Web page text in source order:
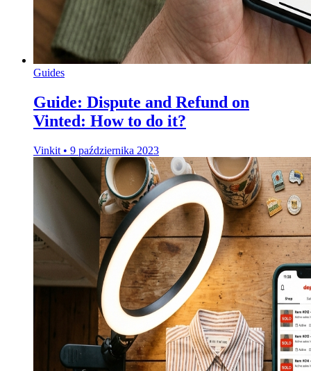
Guides
Guide: Dispute and Refund on
Vinted: How to do it?
Vinkit • 9 października 2023